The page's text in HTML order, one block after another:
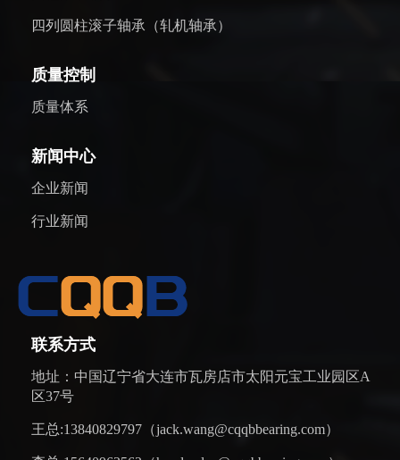
四列圆柱滚子轴承（轧机轴承）
质量控制
质量体系
新闻中心
企业新闻
行业新闻
联系方式
地址：中国辽宁省大连市瓦房店市太阳元宝工业园区A
区37号
王总:13840829797（jack.wang@cqqbbearing.com）